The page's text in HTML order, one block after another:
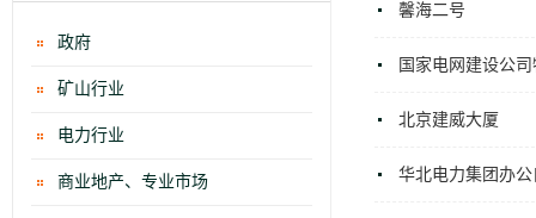
馨海二号
国家电网建设公
北京建威大厦
华北电力集团办
政府
矿山行业
电力行业
商业地产、专业市场